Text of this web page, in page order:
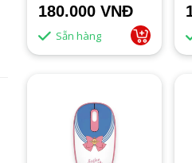
180.000 VNĐ
Sẵn hàng